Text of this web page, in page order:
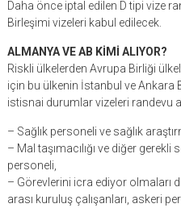
Daha önce iptal edilen D tipi vize
Birleşimi vizeleri kabul edilecek.
ALMANYA VE AB KİMİ ALIYOR?
Riskli ülkelerden Avrupa Birliği
için bu ülkenin İstanbul ve Ankara
istisnai durumlar vizeleri randevu
– Sağlık personeli ve sağlık
– Mal taşımacılığı ve diğer
personeli,
– Görevlerini icra ediyor olmaları
arası kuruluş çalışanları, askeri